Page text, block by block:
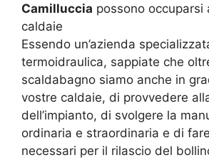
Camilluccia possono occuparsi
caldaie
Essendo un’azienda
termoidraulica, sappiate che
scaldabagno siamo anche in
vostre caldaie, di provvedere
dell’impianto, di svolgere la
ordinaria e straordinaria e di
necessari per il rilascio del